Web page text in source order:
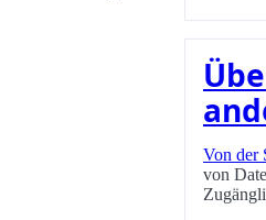
Von der
von